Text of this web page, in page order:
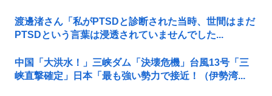
渡邊渚さん「私がPTSDと診断された当時、世間はまだ
PTSDという言葉は浸透されていませんでした...
中国「大洪水！」三峡ダム「決壊危機」台風13号「三
峡直撃確定」日本「最も強い勢力で接近！（伊勢湾...